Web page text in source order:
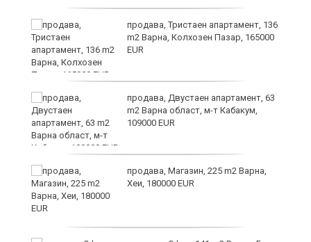
продава, Тристаен апартамент, 136
m2 Варна, Колхозен Пазар, 165000
EUR
продава, Двустаен апартамент, 63
m2 Варна област, м-т Кабакум,
109000 EUR
продава, Магазин, 225 m2 Варна,
Хеи, 180000 EUR